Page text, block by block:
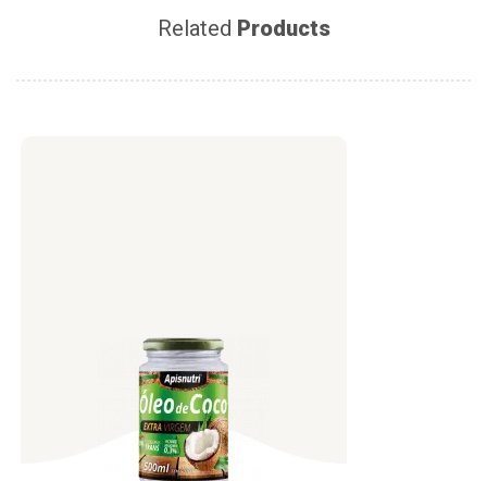
Related Products